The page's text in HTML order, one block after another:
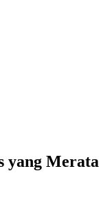
yang Merata